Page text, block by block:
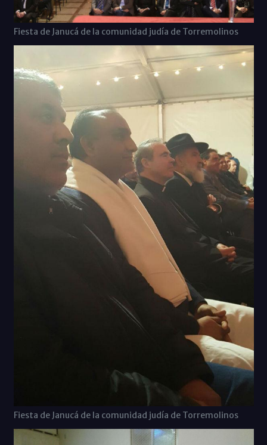
Fiesta de Janucá de la comunidad judía de Torremolinos
Fiesta de Janucá de la comunidad judía de Torremolinos